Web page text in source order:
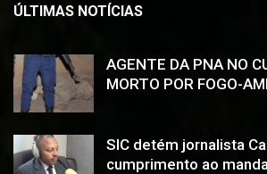
ÚLTIMAS NOTÍCIAS
AGENTE DA PNA NO
MORTO POR FOGO-
SIC detém jornalista
cumprimento ao